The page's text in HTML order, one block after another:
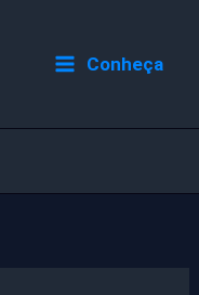
Conheça